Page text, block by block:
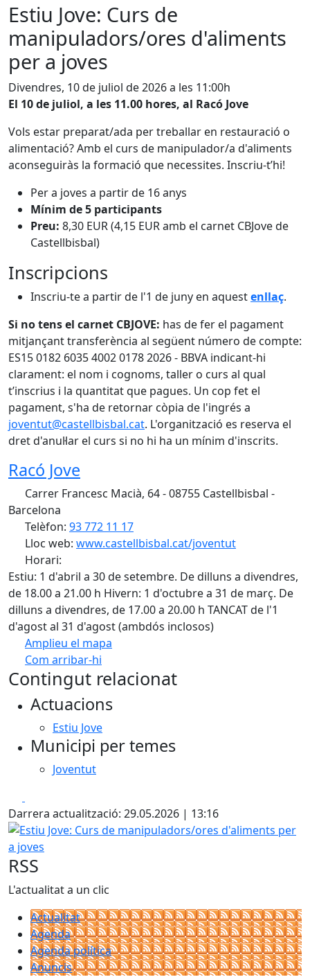
Estiu Jove: Curs de
manipuladors/ores d'aliments
per a joves
Divendres, 10 de juliol de 2026 a les 11:00h
El 10 de juliol, a les 11.00 hores, al Racó Jove
Vols estar preparat/ada per treballar en restauració o
alimentació? Amb el curs de manipulador/a d'aliments
aconseguiràs la formació que necessites. Inscriu-t’hi!
Per a joves a partir de 16 anys
Mínim de 5 participants
Preu: 8,30 EUR (4,15 EUR amb el carnet CBJove de
Castellbisbal)
Inscripcions
Inscriu-te a partir de l'1 de juny en aquestenllaç.
Si no tens el carnet CBJOVE: has de fer el pagament
mitjançant transferència al següent número de compte:
ES15 0182 6035 4002 0178 2026 - BBVA indicant-hi
clarament: el nom i cognoms, taller o curs al qual
t’inscrius i la quantitat que pagues. Un cop fet el
pagament, s'ha de retornar còpia de l'ingrés a
joventut@castellbisbal.cat. L'organització es reserva el
dret d'anul·lar el curs si no hi ha un mínim d'inscrits.
Racó Jove
Carrer Francesc Macià, 64 - 08755 Castellbisbal -
Barcelona
Telèfon: 93 772 11 17
Lloc web: www.castellbisbal.cat/joventut
Horari:
Estiu: 1 d'abril a 30 de setembre. De dilluns a divendres,
de 18.00 a 21.00 h Hivern: 1 d'octubre a 31 de març. De
dilluns a divendres, de 17.00 a 20.00 h TANCAT de l'1
d'agost al 31 d'agost (ambdós inclosos)
Amplieu el mapa
Com arribar-hi
+
−
Contingut relacionat
Actuacions
Estiu Jove
Municipi per temes
Joventut
Darrera actualització: 29.05.2026 | 13:16
Estiu Jove: Curs de manipuladors/ores d'aliments per a
RSS
L'actualitat a un clic
Actualitat
Agenda
Agenda política
Anuncis